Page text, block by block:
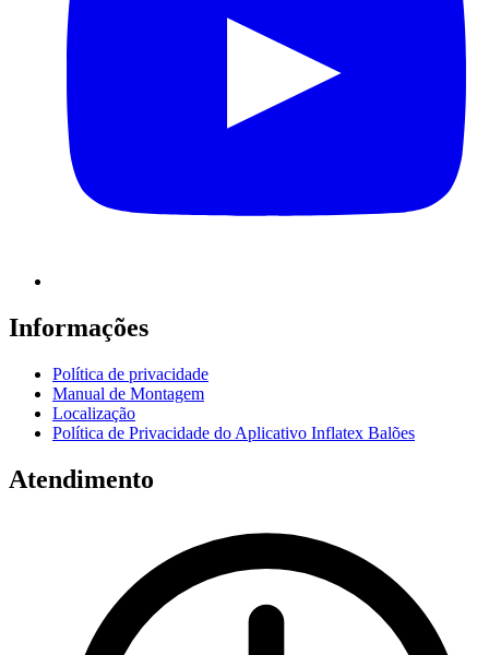
Informações
Política de privacidade
Manual de Montagem
Localização
Política de Privacidade do Aplicativo Inflatex Balões
Atendimento